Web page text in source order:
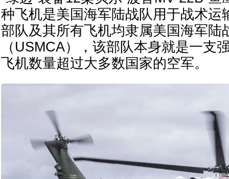
种飞机是美国海军陆战队用于战术运
部队及其所有飞机均隶属美国海军陆
（USMCA），该部队本身就是一支
飞机数量超过大多数国家的空军。